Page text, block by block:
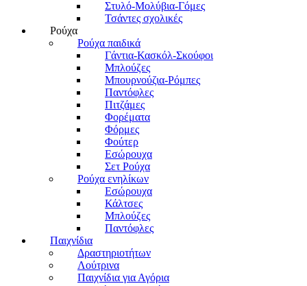
Στυλό-Μολύβια-Γόμες
Τσάντες σχολικές
Ρούχα
Ρούχα παιδικά
Γάντια-Κασκόλ-Σκούφοι
Μπλούζες
Μπουρνούζια-Ρόμπες
Παντόφλες
Πιτζάμες
Φορέματα
Φόρμες
Φούτερ
Εσώρουχα
Σετ Ρούχα
Ρούχα ενηλίκων
Εσώρουχα
Κάλτσες
Μπλούζες
Παντόφλες
Παιχνίδια
Δραστηριοτήτων
Λούτρινα
Παιχνίδια για Αγόρια